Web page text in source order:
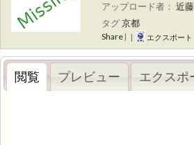
アップロード者： 近
タグ京都
Share | | エクスポート
閲覧 プレビュー エクスポ